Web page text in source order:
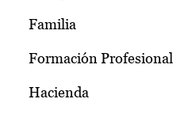
Familia
Formación Profesional
Hacienda